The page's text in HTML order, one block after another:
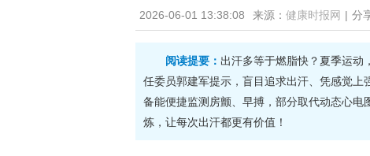
2026-06-01 13:38:08 来源： 健康时报网 | 分
阅读提要： 出汗多等于燃脂快？夏季运动
任委员郭建军提示，盲目追求出汗、凭感觉
备能便捷监测房颤、早搏，部分取代动态心
炼，让每次出汗都更有价值！